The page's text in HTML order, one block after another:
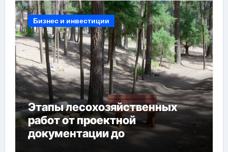
Бизнес и инвестиции
Этапы лесохозяйственных
работ от проектной
документации до